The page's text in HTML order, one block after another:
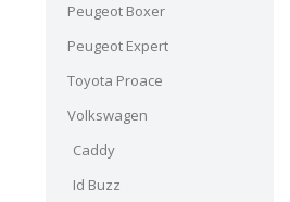
Peugeot Boxer
Peugeot Expert
Toyota Proace
Volkswagen
Caddy
Id Buzz